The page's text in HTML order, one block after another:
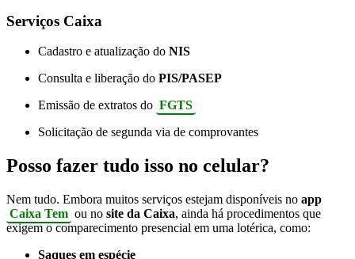
Serviços Caixa
Cadastro e atualização do NIS
Consulta e liberação do PIS/PASEP
Emissão de extratos do FGTS
Solicitação de segunda via de comprovantes
Posso fazer tudo isso no celular?
Nem tudo. Embora muitos serviços estejam disponíveis no app
Caixa Tem ou no site da Caixa, ainda há procedimentos que
exigem o comparecimento presencial em uma lotérica, como:
Saques em espécie